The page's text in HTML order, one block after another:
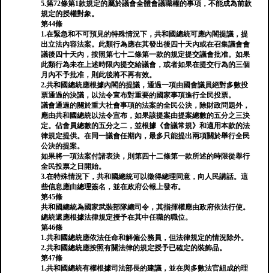
5.第72條第1款規定的屬於議會全體會議職權的事項，不能成為前款
規定的授權對象。
第44條
1.在緊急和不可預見的特殊情況下，共和國總統可應內閣提議，提
出立法內容法案。此類行為應在其發出後四十天內或在召集議會會
議後四十天內，按照第七十二條第一款的規定提交議會批准。如果
此類行為未在上述時限內提交給議會，或者如果在提交行為的三個
月內不予批准，則此後將不再有效。
2.共和國總統應根據內閣的提議，通過一項由國會議員絕對多數投
票通過的決議，以法令宣布對重要的國家事項進行全民投票。
議會通過的關於重大社會事項的法案的全民公決，除財政問題外，
應由共和國總統以法令宣布，如果該提案由提案總數的五分之三決
定。佔會員總數的五分之二，並根據《會議常規》和適用本款的法
律規定提供。在同一議會任期內，最多只能提出兩項關於舉行全民
公決的提案。
如果將一項法案付諸表​​決，則第四十二條第一款所述的時限從舉行
全民投票之日開始。
3.在特殊情況下，共和國總統可以徵得總理同意，向人民講話。這
些信息應由總理簽名，並在政府公報上發布。
第45條
共和國總統為國家武裝部隊總司令，其指揮權應由政府依法行使。
總統還應根據法律規定授予在其中任職的職位。
第46條
1.共和國總統應依法任命和解僱公務員，但法律規定的情況除外。
2.共和國總統應按照有關法律的規定授予已確定的裝飾品。
第47條
1.共和國總統有權根據司法部長的建議，並在與多數法官組成的理